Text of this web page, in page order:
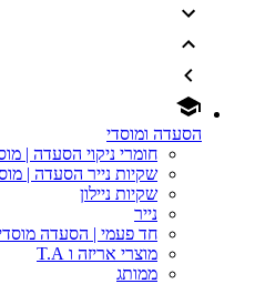
הסעדה ומוסדי
חומרי ניקוי הסעדה |
שקיות נייר הסעדה |
שקיות ניילון
נייר
חד פעמי | הסעדה
מוצרי אריזה ו T.A
ממותג